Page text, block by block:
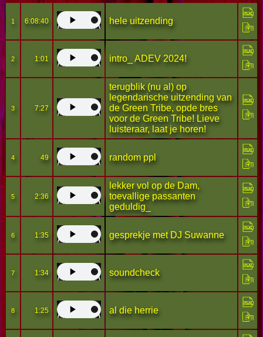
1 6:08:40 hele uitzending
2 1:01 intro_ ADEV 2024!
3 7:27
terugblik (nu al) op
legendarische uitzending van
de Green Tribe, opde bres
voor de Green Tribe! Lieve
luisteraar, laat je horen!
4 49 random ppl
5 2:36
lekker vol op de Dam,
toevallige passanten
geduldig_
6 1:35 gesprekje met DJ Suwanne
7 1:34 soundcheck
8 1:25 al die herrie